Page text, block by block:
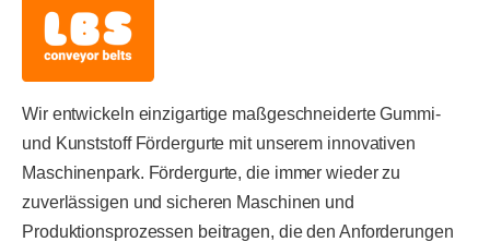
Wir entwickeln einzigartige maßgeschneiderte Gummi-
und Kunststoff Fördergurte mit unserem innovativen
Maschinenpark. Fördergurte, die immer wieder zu
zuverlässigen und sicheren Maschinen und
Produktionsprozessen beitragen, die den Anforderungen